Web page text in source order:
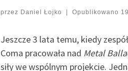
przez Daniel Łojko | Opublikowano
Jeszcze 3 lata temu, kiedy
Coma pracowała nad Metal
siły we wspólnym projekcie.